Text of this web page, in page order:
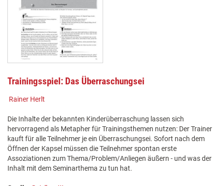
Trainingsspiel: Das Überraschungsei
Rainer Herlt
Die Inhalte der bekannten Kinderüberraschung lassen sich
hervorragend als Metapher für Trainingsthemen nutzen: Der Trainer
kauft für alle Teilnehmer je ein Überraschungsei. Sofort nach dem
Öffnen der Kapsel müssen die Teilnehmer spontan erste
Assoziationen zum Thema/Problem/Anliegen äußern - und was der
Inhalt mit dem Seminarthema zu tun hat.